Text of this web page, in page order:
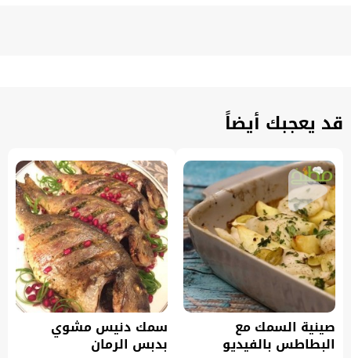
قد يعجبك أيضاً
صينية السمك مع
البطاطس بالفيديو
سمك دنيس مشوي
بدبس الرمان